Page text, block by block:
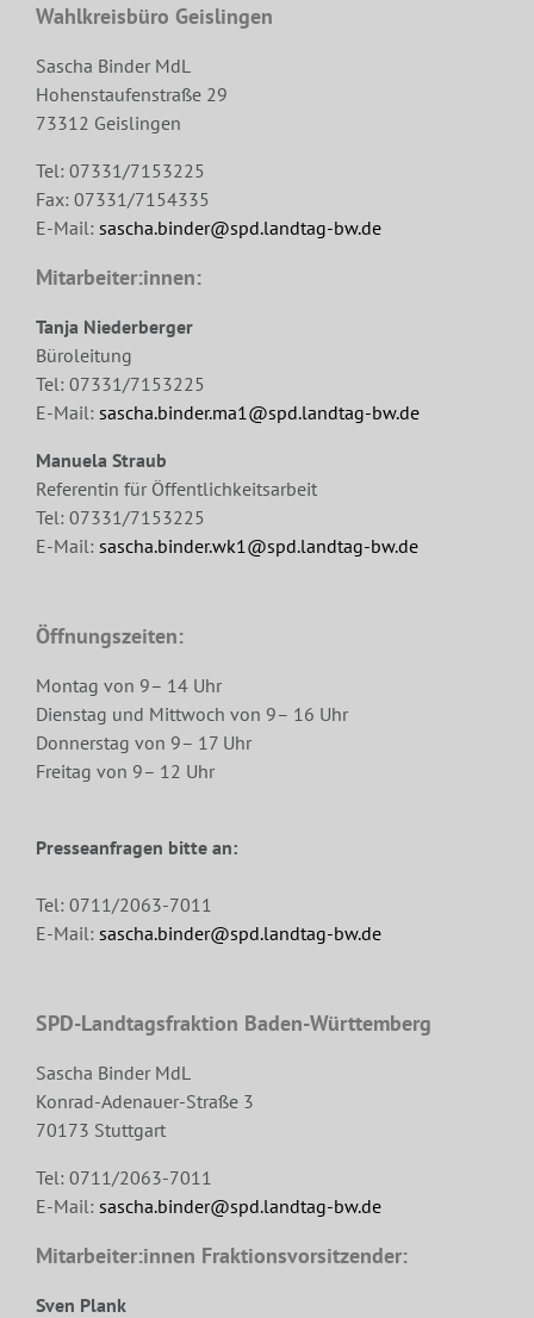
Wahlkreisbüro Geislingen
Sascha Binder MdL
Hohenstaufenstraße 29
73312 Geislingen
Tel: 07331/7153225
Fax: 07331/7154335
E-Mail: sascha.binder@spd.landtag-bw.de
Mitarbeiter:innen:
Tanja Niederberger
Büroleitung
Tel: 07331/7153225
E-Mail: sascha.binder.ma1@spd.landtag-bw.de
Manuela Straub
Referentin für Öffentlichkeitsarbeit
Tel: 07331/7153225
E-Mail: sascha.binder.wk1@spd.landtag-bw.de
Öffnungszeiten:
Montag von 9– 14 Uhr
Dienstag und Mittwoch von 9– 16 Uhr
Donnerstag von 9– 17 Uhr
Freitag von 9– 12 Uhr
Presseanfragen bitte an:
Tel: 0711/2063-7011
E-Mail: sascha.binder@spd.landtag-bw.de
SPD-Landtagsfraktion Baden-Württemberg
Sascha Binder MdL
Konrad-Adenauer-Straße 3
70173 Stuttgart
Tel: 0711/2063-7011
E-Mail: sascha.binder@spd.landtag-bw.de
Mitarbeiter:innen Fraktionsvorsitzender:
Sven Plank